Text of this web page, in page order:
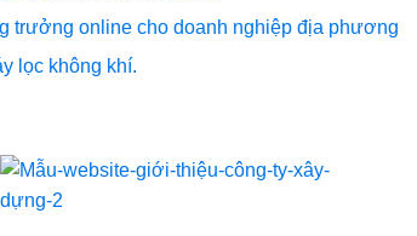
trưởng online cho doanh nghiệp địa phương
lọc không khí.